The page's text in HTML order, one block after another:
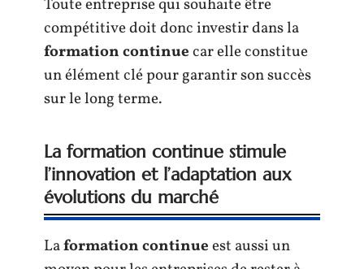
Toute entreprise qui souhaite être
compétitive doit donc investir dans la
formation continuecar elle constitue
un élément clé pour garantir son succès
sur le long terme.
La formation continue stimule
l’innovation et l’adaptation aux
évolutions du marché
Laformation continueest aussi un